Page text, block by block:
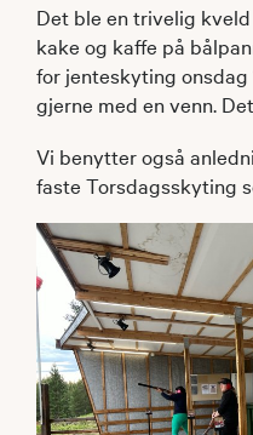
Det ble en trivelig
kake og kaffe på
for jenteskyting onsdag
gjerne med en venn.
Vi benytter også
faste Torsdagsskyting